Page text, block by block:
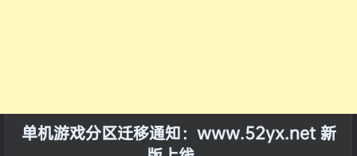
单机游戏分区迁移通知：www.52yx.net 新